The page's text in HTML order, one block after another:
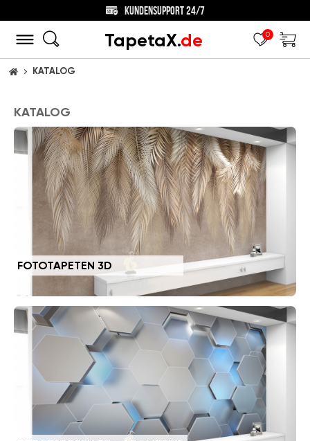
40% RABATT AUF JEDE BESTELLUNG!
TapetaX.de 0
STARTSEITE
KATALOG
KATALOG
FOTOTAPETEN 3D